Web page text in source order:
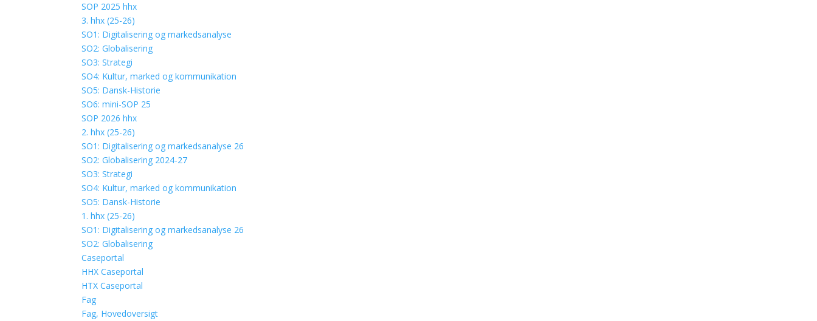
SOP 2025 hhx
3. hhx (25-26)
SO1: Digitalisering og markedsanalyse
SO2: Globalisering
SO3: Strategi
SO4: Kultur, marked og kommunikation
SO5: Dansk-Historie
SO6: mini-SOP 25
SOP 2026 hhx
2. hhx (25-26)
SO1: Digitalisering og markedsanalyse 26
SO2: Globalisering 2024-27
SO3: Strategi
SO4: Kultur, marked og kommunikation
SO5: Dansk-Historie
1. hhx (25-26)
SO1: Digitalisering og markedsanalyse 26
SO2: Globalisering
Caseportal
HHX Caseportal
HTX Caseportal
Fag
Fag, Hovedoversigt